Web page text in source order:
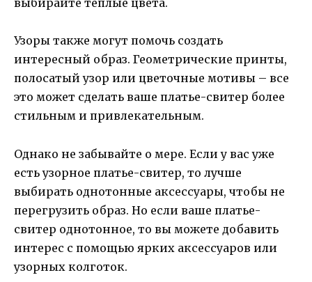
выбирайте теплые цвета.
Узоры также могут помочь создать
интересный образ. Геометрические принты,
полосатый узор или цветочные мотивы – все
это может сделать ваше платье-свитер более
стильным и привлекательным.
Однако не забывайте о мере. Если у вас уже
есть узорное платье-свитер, то лучше
выбирать однотонные аксессуары, чтобы не
перегрузить образ. Но если ваше платье-
свитер однотонное, то вы можете добавить
интерес с помощью ярких аксессуаров или
узорных колготок.